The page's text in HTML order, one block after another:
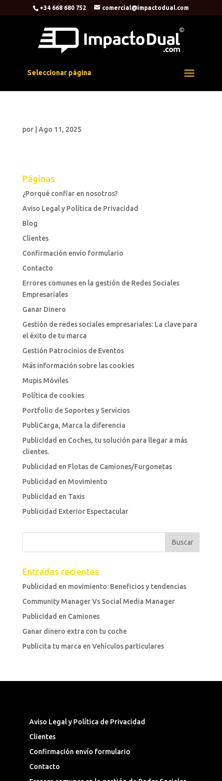
+34 668 680 752 comercial@impactodual.com
Seleccionar página
por Ago 11, 2025
Páginas
¿Porqué confiar en nosotros?
Aviso Legal y Política de Privacidad
Blog
Clientes
Confirmación envío formulario
Contacto
Errores comunes en la gestión de Redes Sociales
Empresariales
Ganar Dinero
Gestión de redes sociales empresariales: La clave para
el éxito de tu marca
Gestión Patrocinios de Eventos
Más información sobre las cookies
Mupis Móviles
Política de cookies
Portfolio de Soportes y Servicios
PubliCarga, Marca la diferencia
Publicidad en Coches, tu solución para llegar a más
clientes.
Publicidad en Flotas de Camiones/Furgonetas
Publicidad en Movimiento
Publicidad en Taxis
Publicidad Exterior Espectacular
Entradas recientes
Publicidad en movimiento: Beneficios y tendencias
Community Manager Vs Social Media Manager
Publicidad en Camiones
Ganar dinero extra con tu coche
Publicita tu marca en Vehículos particulares
Aviso Legal y Política de Privacidad
Clientes
Confirmación envío formulario
Contacto